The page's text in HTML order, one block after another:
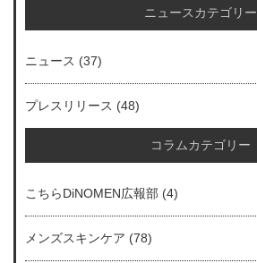
ニュースカテゴリー
ニュース (37)
プレスリリース (48)
コラムカテゴリー
こちらDiNOMEN広報部 (4)
メンズスキンケア (78)